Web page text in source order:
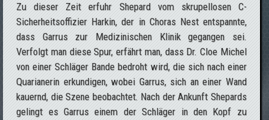
Zu dieser Zeit erfuhr Shepard vom skrupellosen C-
Sicherheitsoffizier Harkin, der in Choras Nest entspannte,
dass Garrus zur Medizinischen Klinik gegangen sei.
Verfolgt man diese Spur, erfährt man, dass Dr. Cloe Michel
von einer Schläger Bande bedroht wird, die sich nach einer
Quarianerin erkundigen, wobei Garrus, sich an einer Wand
kauernd, die Szene beobachtet. Nach der Ankunft Shepards
gelingt es Garrus einem der Schläger in den Kopf zu